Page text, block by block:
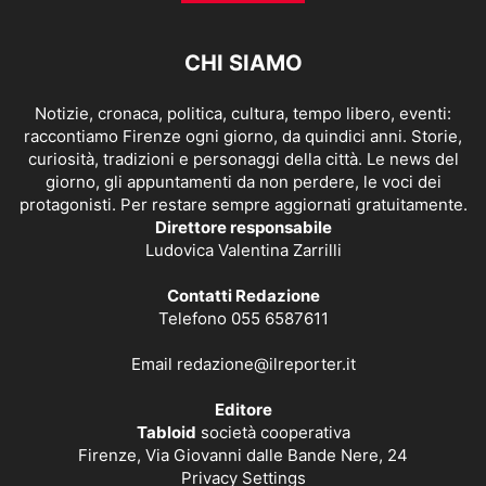
CHI SIAMO
Notizie, cronaca, politica, cultura, tempo libero, eventi:
raccontiamo Firenze ogni giorno, da quindici anni. Storie,
curiosità, tradizioni e personaggi della città. Le news del
giorno, gli appuntamenti da non perdere, le voci dei
protagonisti. Per restare sempre aggiornati gratuitamente.
Direttore responsabile
Ludovica Valentina Zarrilli
Contatti Redazione
Telefono 055 6587611
Email redazione@ilreporter.it
Editore
Tabloid società cooperativa
Firenze, Via Giovanni dalle Bande Nere, 24
Privacy Settings